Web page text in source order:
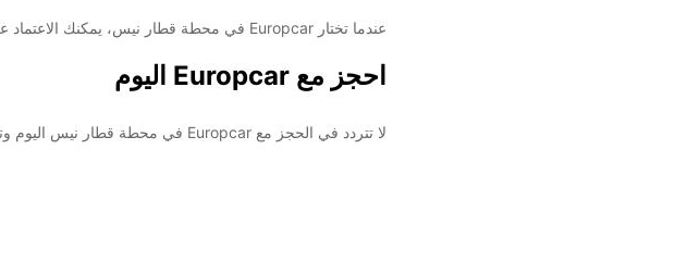
عندما تختار Europcar في محطة قطار نيس، يمكنك الاعتماد على خدمة عالية الجودة ومرونة تأجير تساعدك على الاستمتاع برحلتك بكل سهولة.
احجز مع Europcar اليوم
لا تتردد في الحجز مع Europcar في محطة قطار نيس اليوم وتمتع بتجربة تأجير سيارات لا تُنسى.